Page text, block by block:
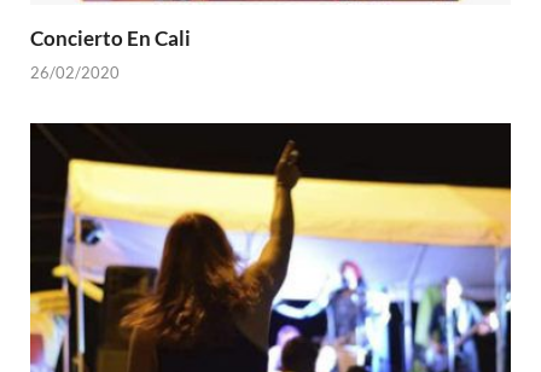
Concierto En Cali
26/02/2020